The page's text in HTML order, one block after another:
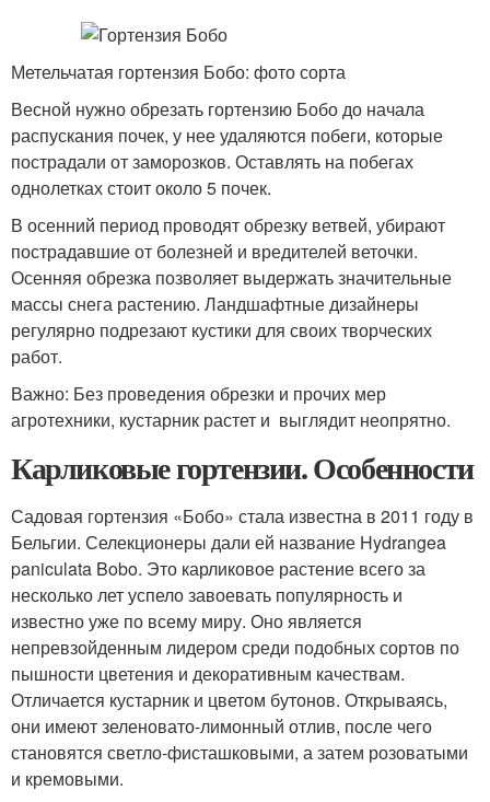
Метельчатая гортензия Бобо: фото сорта
Весной нужно обрезать гортензию Бобо до начала
распускания почек, у нее удаляются побеги, которые
пострадали от заморозков. Оставлять на побегах
однолетках стоит около 5 почек.
В осенний период проводят обрезку ветвей, убирают
пострадавшие от болезней и вредителей веточки.
Осенняя обрезка позволяет выдержать значительные
массы снега растению. Ландшафтные дизайнеры
регулярно подрезают кустики для своих творческих
работ.
Важно: Без проведения обрезки и прочих мер
агротехники, кустарник растет и выглядит неопрятно.
Карликовые гортензии. Особенности
Садовая гортензия «Бобо» стала известна в 2011 году в
Бельгии. Селекционеры дали ей название Hydrangea
paniculata Bobo. Это карликовое растение всего за
несколько лет успело завоевать популярность и
известно уже по всему миру. Оно является
непревзойденным лидером среди подобных сортов по
пышности цветения и декоративным качествам.
Отличается кустарник и цветом бутонов. Открываясь,
они имеют зеленовато-лимонный отлив, после чего
становятся светло-фисташковыми, а затем розоватыми
и кремовыми.